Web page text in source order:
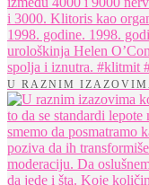
U RAZNIM